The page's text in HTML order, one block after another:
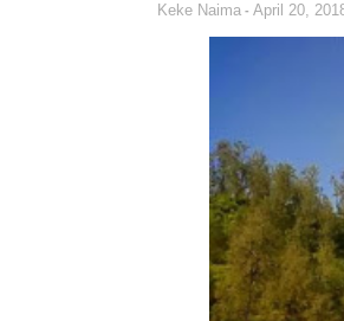
Keke Naima April 20,